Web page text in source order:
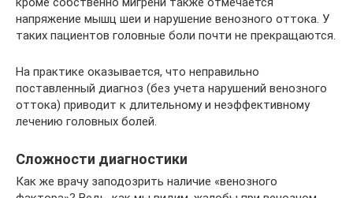
напряжение мышц шеи и нарушение венозного оттока. У
таких пациентов головные боли почти не прекращаются.
На практике оказывается, что неправильно
поставленный диагноз (без учета нарушений венозного
оттока) приводит к длительному и неэффективному
лечению головных болей.
Сложности диагностики
Как же врачу заподозрить наличие «венозного